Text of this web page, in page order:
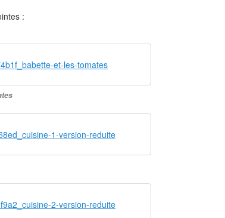
:
et-les-tomates
1-version-reduite
2-version-reduite